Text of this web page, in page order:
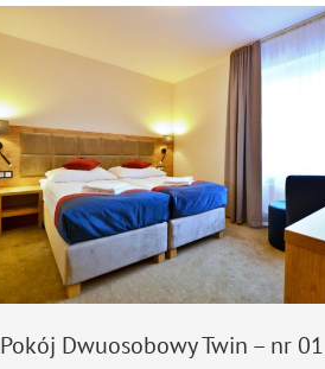
Pokój Dwuosobowy Twin – nr 01